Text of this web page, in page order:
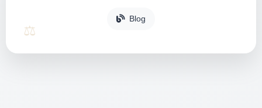
Blog